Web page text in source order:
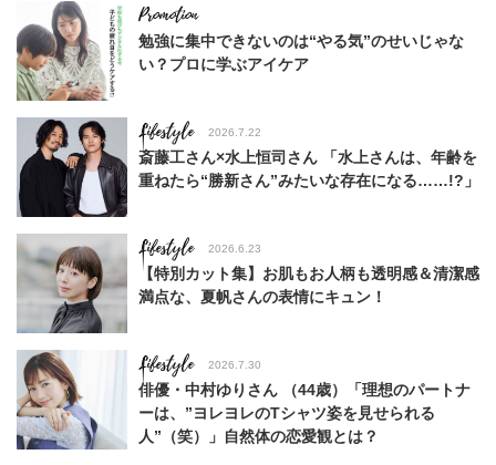
勉強に集中できないのは“やる気”のせいじゃな
い？プロに学ぶアイケア
Lifestyle 2026.7.22
斎藤工さん×水上恒司さん 「水上さんは、年齢を
重ねたら“勝新さん”みたいな存在になる……!?」
Lifestyle 2026.6.23
【特別カット集】お肌もお人柄も透明感＆清潔感
満点な、夏帆さんの表情にキュン！
Lifestyle 2026.7.30
俳優・中村ゆりさん （44歳）「理想のパートナ
ーは、”ヨレヨレのTシャツ姿を見せられる
人”（笑）」自然体の恋愛観とは？